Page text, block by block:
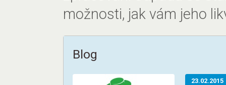
možnosti, jak vám jeho
Blog
23.02.2015